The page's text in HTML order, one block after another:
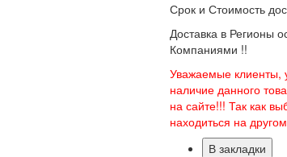
Срок и Стоимость
Доставка в Регионы
Компаниями !!
Уважаемые клиенты,
наличие данного
на сайте!!! Так как
находиться на
В закладки